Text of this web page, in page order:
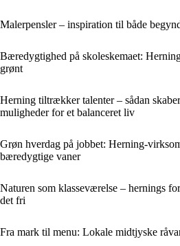
Malerpensler – inspiration til både
Bæredygtighed på skoleskemaet:
grønt
Herning tiltrækker talenter – sådan
muligheder for et balanceret liv
Grøn hverdag på jobbet: Herning-
bæredygtige vaner
Naturen som klasseværelse – hernings
det fri
Fra mark til menu: Lokale midtjyske